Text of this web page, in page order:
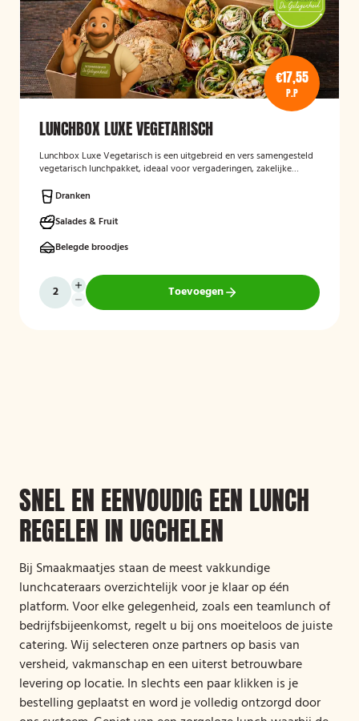
€17,55
P.P
LUNCHBOX LUXE VEGETARISCH
Lunchbox Luxe Vegetarisch is een uitgebreid en vers samengesteld
vegetarisch lunchpakket, ideaal voor vergaderingen, zakelijke
selectie van luxe broodjes, wraps en andere vegetarische
lekkernijen, zorgvuldig bereid met verse ingrediënten en
aantrekkelijk gepresenteerd. Ook kan rekening worden gehouden
met specifieke dieetwensen en allergieën.
Dranken
Salades & Fruit
Belegde broodjes
Toevoegen
SNEL EN EENVOUDIG EEN LUNCH
REGELEN IN UGCHELEN
Bij Smaakmaatjes staan de meest vakkundige
lunchcateraars overzichtelijk voor je klaar op één
platform. Voor elke gelegenheid, zoals een teamlunch of
bedrijfsbijeenkomst, regelt u bij ons moeiteloos de juiste
catering. Wij selecteren onze partners op basis van
versheid, vakmanschap en een uiterst betrouwbare
levering op locatie. In slechts een paar klikken is je
bestelling geplaatst en word je volledig ontzorgd door